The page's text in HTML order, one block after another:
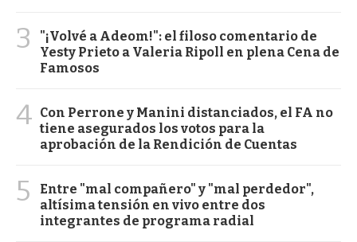
3
"¡Volvé a Adeom!": el filoso comentario de
Yesty Prieto a Valeria Ripoll en plena Cena de
Famosos
4 Con Perrone y Manini distanciados, el FA no
tiene asegurados los votos para la
aprobación de la Rendición de Cuentas
5
Entre "mal compañero" y "mal perdedor",
altísima tensión en vivo entre dos
integrantes de programa radial